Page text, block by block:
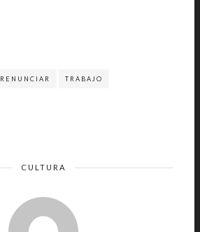
RENUNCIAR TRABAJO
CULTURA